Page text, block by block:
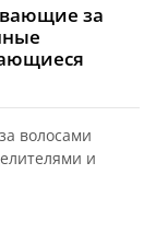
за
волосами
и